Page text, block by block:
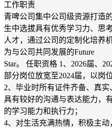
工作职责
青啤公司集中公司级资源打造
生中选拔具有优秀学习力、思
人才，通过公司的定制化培养
为与公司共同发展的Future
Star。 任职资格 1、2026届、
部分岗位放宽至2024届，以岗
2、毕业时所有证件齐备、真实
具有较好的沟通与表达能力，
的学习能力和执行力；
4、对生活充满热情，积极主动